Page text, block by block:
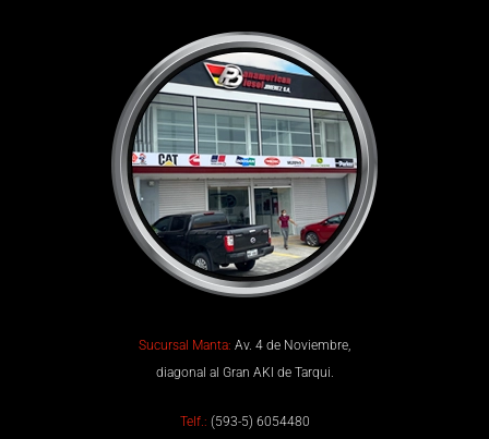
Sucursal Manta: Av. 4 de Noviembre,
diagonal al Gran AKI de Tarqui.
Telf.: (593-5) 6054480